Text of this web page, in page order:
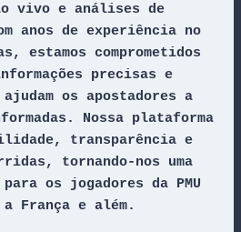
vivo e análises de
anos de experiência no
estamos comprometidos
precisas e
os apostadores a
Nossa plataforma
transparência e
tornando-nos uma
os jogadores da PMU
a França e além.